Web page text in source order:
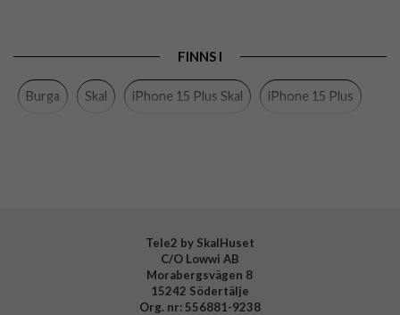
Material Hårdplast (PC), Mjukplast (TPU)
FINNS I
Burga Skal iPhone 15 Plus Skal iPhone 15 Plus
Tele2 by SkalHuset
C/O Lowwi AB
Morabergsvägen 8
15242 Södertälje
Org. nr: 556881-9238